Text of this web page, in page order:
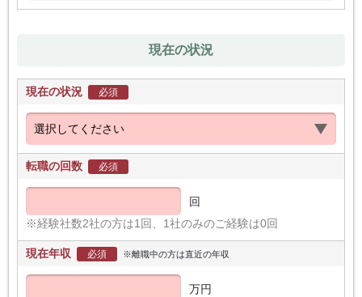
現在の状況
現在の状況 必須
転職の回数 必須
回
※経験社数2社の方は1回、1社のみのご経験は0回
現在年収 必須 ※離職中の方は直近の年収
万円